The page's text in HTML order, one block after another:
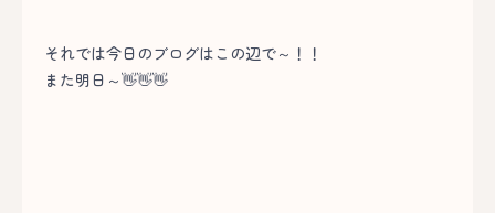
それでは今日のブログはこの辺で～！！
また明日～👋👋👋